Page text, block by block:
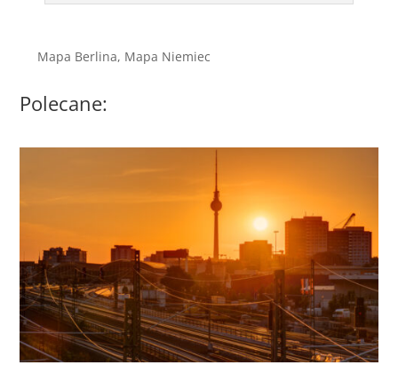
Mapa Berlina, Mapa Niemiec
Polecane: